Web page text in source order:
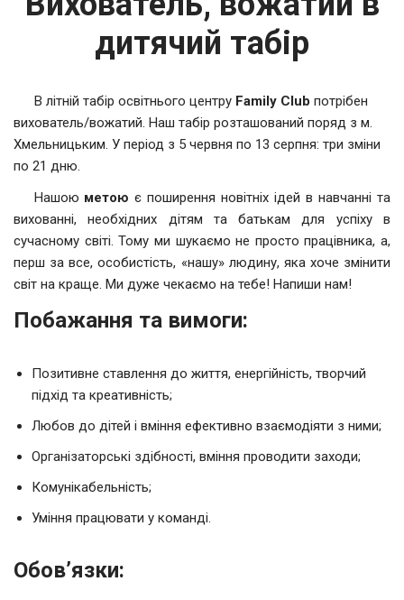
дитячий табір
В літній табір освітнього центру Family Club потрібен
вихователь/вожатий. Наш табір розташований поряд з м.
Хмельницьким. У період з 5 червня по 13 серпня: три зміни
по 21 дню.
Нашою метою є поширення новітніх ідей в навчанні та
вихованні, необхідних дітям та батькам для успіху в
сучасному світі. Тому ми шукаємо не просто працівника, а,
перш за все, особистість, «нашу» людину, яка хоче змінити
світ на краще. Ми дуже чекаємо на тебе! Напиши нам!
Побажання та вимоги:
Позитивне ставлення до життя, енергійність, творчий
підхід та креативність;
Любов до дітей і вміння ефективно взаємодіяти з ними;
Організаторські здібності, вміння проводити заходи;
Комунікабельність;
Уміння працювати у команді.
Обов’язки: